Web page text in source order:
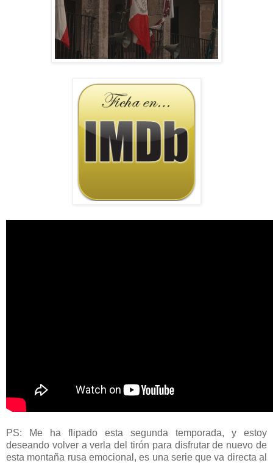
PS: Me ha flipado esta segunda temporada, y estoy
deseando volver a verla del tirón para disfrutar de nuevo de
esta montaña rusa emocional, es una serie que va directa al